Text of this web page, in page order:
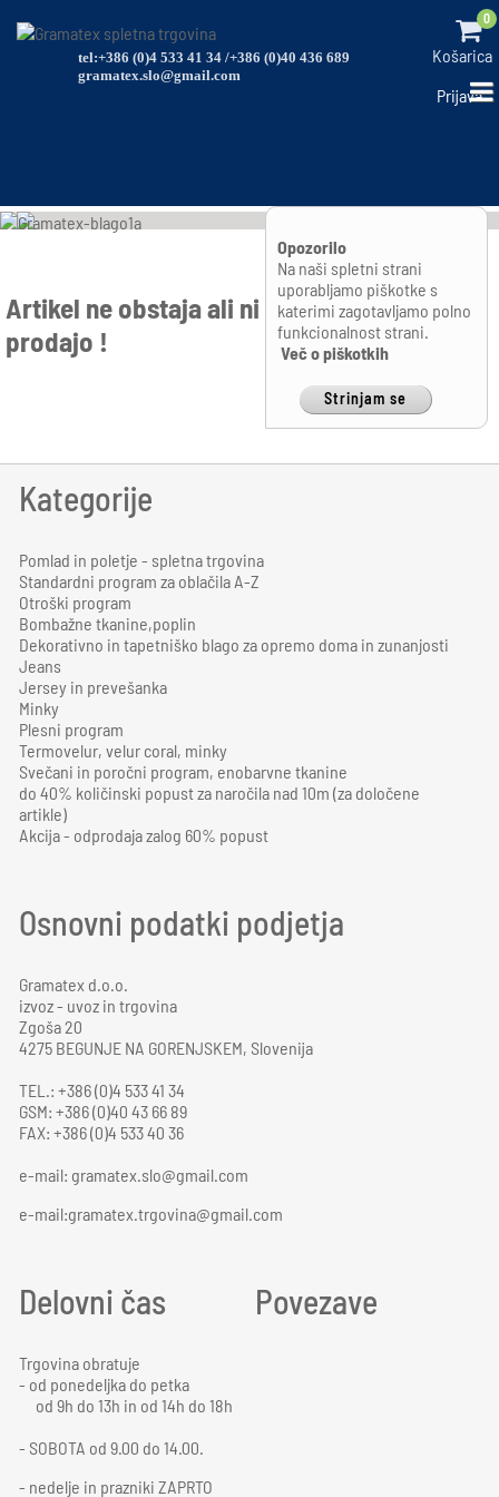
Opozorilo
Na naši spletni strani
uporabljamo piškotke s
katerimi zagotavljamo polno
funkcionalnost strani.
Več o piškotkih
Strinjam se
tel:+386 (0)4 533 41 34 /+386 (0)40 436 689
gramatex.slo@gmail.com
Košarica
0
Prijava
Artikel ne obstaja ali ni (več) omogočen za
prodajo !
Kategorije
Pomlad in poletje - spletna trgovina
Standardni program za oblačila A-Z
Otroški program
Bombažne tkanine,poplin
Dekorativno in tapetniško blago za opremo doma in zunanjosti
Jeans
Jersey in prevešanka
Minky
Plesni program
Termovelur, velur coral, minky
Svečani in poročni program, enobarvne tkanine
do 40% količinski popust za naročila nad 10m (za določene
artikle)
Akcija - odprodaja zalog 60% popust
Osnovni podatki podjetja
Gramatex d.o.o.
izvoz - uvoz in trgovina
Zgoša 20
4275 BEGUNJE NA GORENJSKEM, Slovenija
TEL.: +386 (0)4 533 41 34
GSM: +386 (0)40 43 66 89
FAX: +386 (0)4 533 40 36
e-mail: gramatex.slo@gmail.com
e-mail:gramatex.trgovina@gmail.com
Delovni čas
Trgovina obratuje
- od ponedeljka do petka
od 9h do 13h in od 14h do 18h
- SOBOTA od 9.00 do 14.00.
- nedelje in prazniki ZAPRTO
Povezave